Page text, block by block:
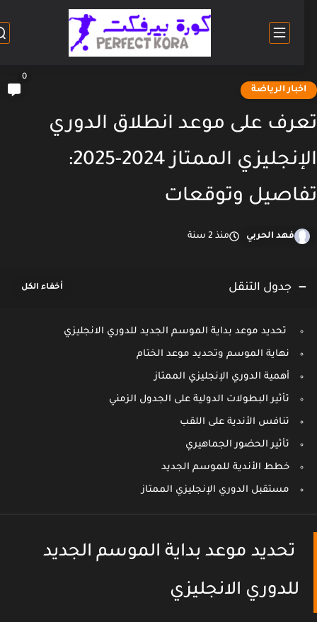
الرياضة
على موعد انطلاق الدوري
الإنجليزي الممتاز 2024-2025:
وتوقعات
فهد الحربي منذ 2 سنة
جدول التنقل
تحديد موعد بداية الموسم الجديد للدوري الانجليزي
نهاية الموسم وتحديد موعد الختام
أهمية الدوري الإنجليزي الممتاز
تأثير البطولات الدولية على الجدول الزمني
تنافس الأندية على اللقب
تأثير الحضور الجماهيري
خطط الأندية للموسم الجديد
مستقبل الدوري الإنجليزي الممتاز
تحديد موعد بداية الموسم الجديد
للدوري الانجليزي